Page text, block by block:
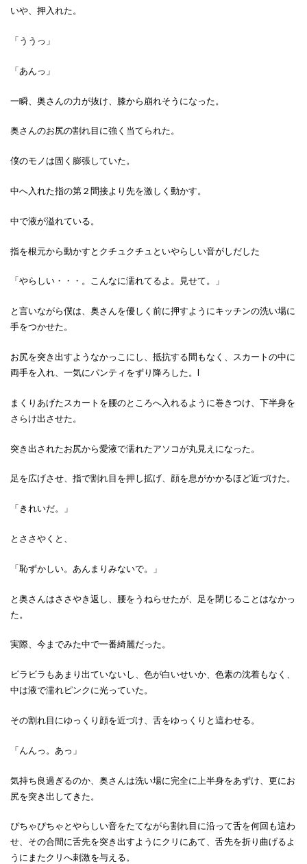
いや、押入れた。
「ううっ」
「あんっ」
一瞬、奥さんの力が抜け、膝から崩れそうになった。
奥さんのお尻の割れ目に強く当てられた。
僕のモノは固く膨張していた。
中へ入れた指の第２間接より先を激しく動かす。
中で液が溢れている。
指を根元から動かすとクチュクチュといやらしい音がしだした
「やらしい・・・。こんなに濡れてるよ。見せて。」
と言いながら僕は、奥さんを優しく前に押すようにキッチンの洗い場に
手をつかせた。
お尻を突き出すようなかっこにし、抵抗する間もなく、スカートの中に
両手を入れ、一気にパンティをずり降ろした。l
まくりあげたスカートを腰のところへ入れるように巻きつけ、下半身を
さらけ出させた。
突き出されたお尻から愛液で濡れたアソコが丸見えになった。
足を広げさせ、指で割れ目を押し拡げ、顔を息がかかるほど近づけた。
「きれいだ。」
とささやくと、
「恥ずかしい。あんまりみないで。」
と奥さんはささやき返し、腰をうねらせたが、足を閉じることはなかっ
た。
実際、今までみた中で一番綺麗だった。
ビラビラもあまり出ていないし、色が白いせいか、色素の沈着もなく、
中は液で濡れピンクに光っていた。
その割れ目にゆっくり顔を近づけ、舌をゆっくりと這わせる。
「んんっ。あっ」
気持ち良過ぎるのか、奥さんは洗い場に完全に上半身をあずけ、更にお
尻を突き出してきた。
ぴちゃぴちゃとやらしい音をたてながら割れ目に沿って舌を何回も這わ
せ、その合間に舌先を突き出すようにクリにあて、舌先を折り曲げるよ
うにまたクリへ刺激を与える。